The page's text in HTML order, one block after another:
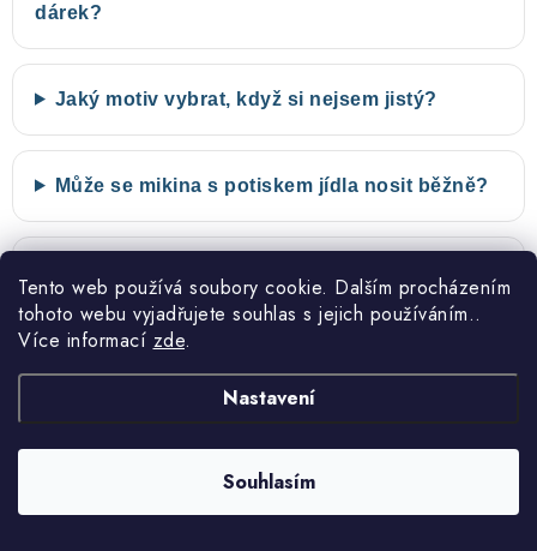
Tento web používá soubory cookie. Dalším procházením
tohoto webu vyjadřujete souhlas s jejich používáním..
Více informací zde.
Nastavení
Souhlasím
dárek?
Jaký motiv vybrat, když si nejsem jistý?
Může se mikina s potiskem jídla nosit běžně?
Akce 2+1 zdarma
Kupte si tři naše produkty a
Návrh před tiskem
U vlastních a upravených motivů
návrh ke schválení.